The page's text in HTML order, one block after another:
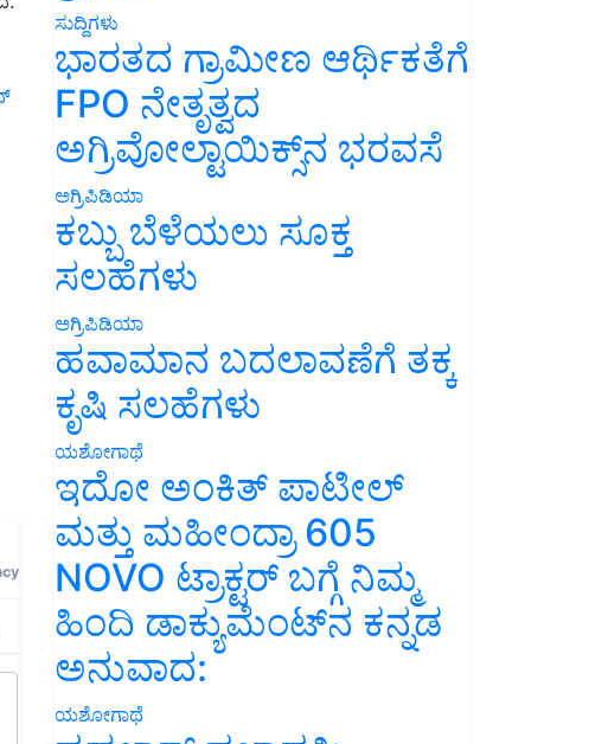
ಸುದ್ದಿಗಳು
ಭಾರತದ ಗ್ರಾಮೀಣ ಆರ್ಥಿಕತೆಗೆ
FPO ನೇತೃತ್ವದ
ಅಗ್ರಿವೋಲ್ಟಾಯಿಕ್ಸ್‌ನ ಭರವಸೆ
ಅಗ್ರಿಪಿಡಿಯಾ
ಕಬ್ಬು ಬೆಳೆಯಲು ಸೂಕ್ತ
ಸಲಹೆಗಳು
ಅಗ್ರಿಪಿಡಿಯಾ
ಹವಾಮಾನ ಬದಲಾವಣೆಗೆ ತಕ್ಕ
ಕೃಷಿ ಸಲಹೆಗಳು
ಯಶೋಗಾಥೆ
ಇದೋ ಅಂಕಿತ್ ಪಾಟೀಲ್
ಮತ್ತು ಮಹೀಂದ್ರಾ 605
NOVO ಟ್ರಾಕ್ಟರ್ ಬಗ್ಗೆ ನಿಮ್ಮ
ಹಿಂದಿ ಡಾಕ್ಯುಮೆಂಟ್‌ನ ಕನ್ನಡ
ಅನುವಾದ:
ಯಶೋಗಾಥೆ